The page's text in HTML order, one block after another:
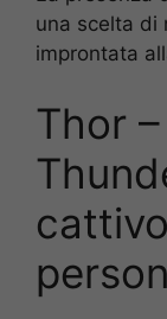
una scelta di
improntata
Thor